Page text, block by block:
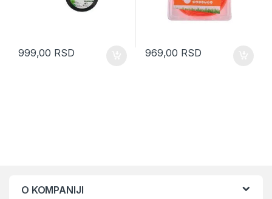
999,00 RSD 969,00 RSD
O KOMPANIJI